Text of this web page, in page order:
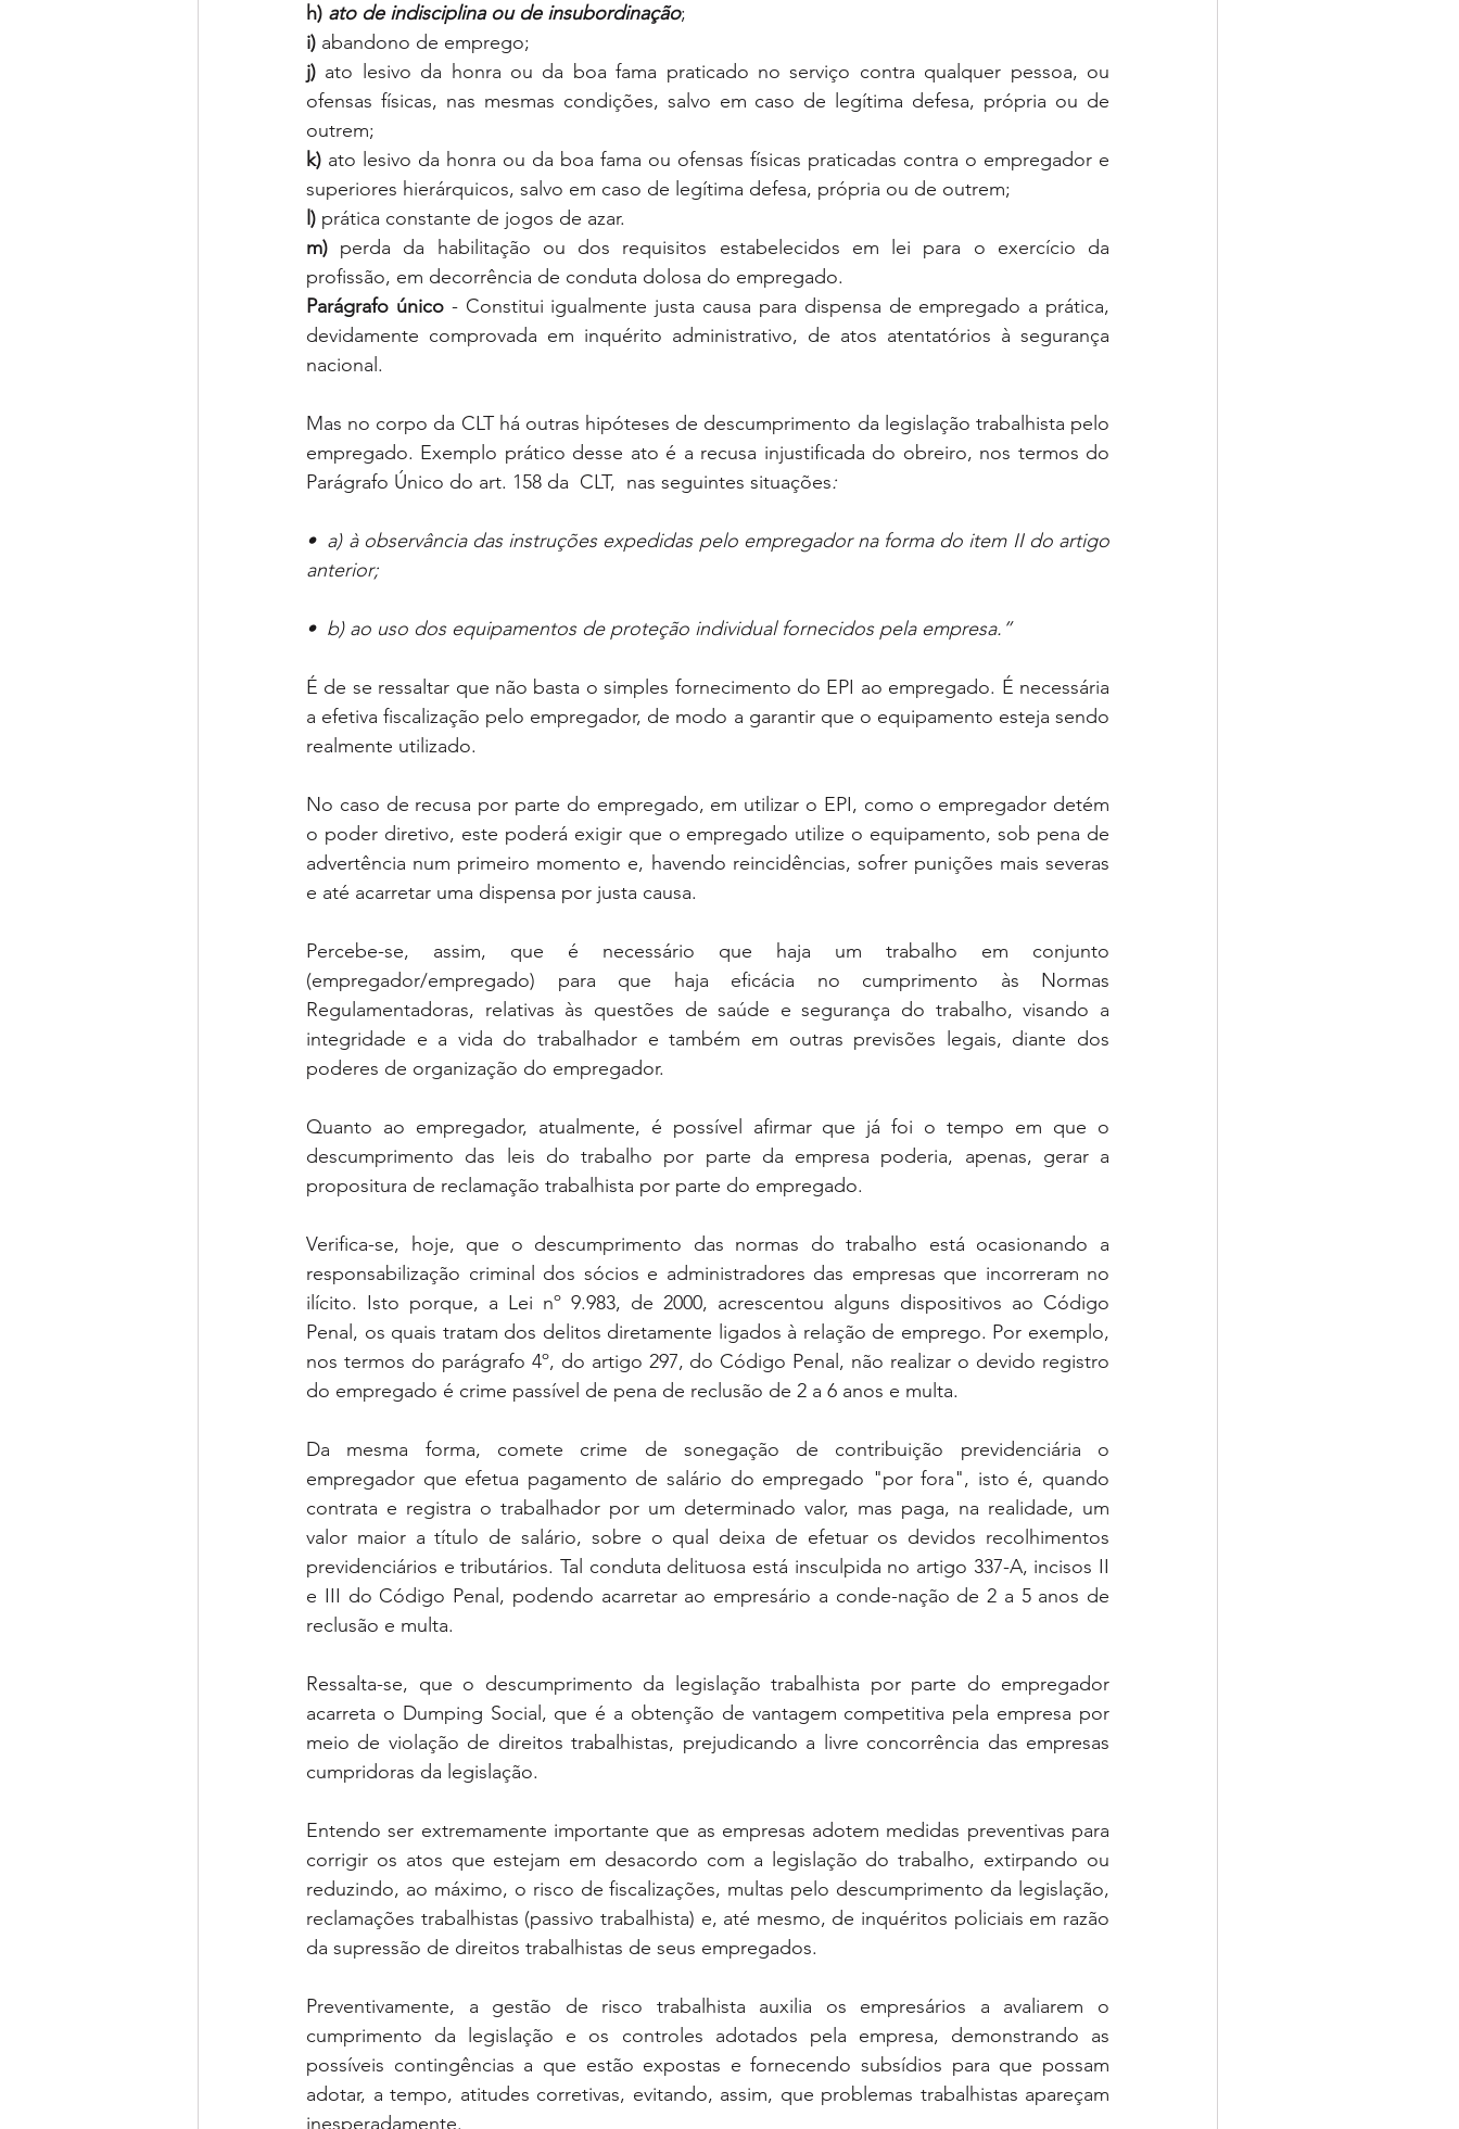
h) ato de indisciplina ou de insubordinação;
i) abandono de emprego;
j) ato lesivo da honra ou da boa fama praticado no serviço contra qualquer pessoa, ou
ofensas físicas, nas mesmas condições, salvo em caso de legítima defesa, própria ou de
outrem;
k) ato lesivo da honra ou da boa fama ou ofensas físicas praticadas contra o empregador e
superiores hierárquicos, salvo em caso de legítima defesa, própria ou de outrem;
l) prática constante de jogos de azar.
m) perda da habilitação ou dos requisitos estabelecidos em lei para o exercício da
profissão, em decorrência de conduta dolosa do empregado.
Parágrafo único - Constitui igualmente justa causa para dispensa de empregado a prática,
devidamente comprovada em inquérito administrativo, de atos atentatórios à segurança
nacional.
Mas no corpo da CLT há outras hipóteses de descumprimento da legislação trabalhista pelo
empregado. Exemplo prático desse ato é a recusa injustificada do obreiro, nos termos do
Parágrafo Único do art. 158 da  CLT,  nas seguintes situações:
•  a) à observância das instruções expedidas pelo empregador na forma do item II do artigo
anterior;
•  b) ao uso dos equipamentos de proteção individual fornecidos pela empresa.”
É de se ressaltar que não basta o simples fornecimento do EPI ao empregado. É necessária
a efetiva fiscalização pelo empregador, de modo a garantir que o equipamento esteja sendo
realmente utilizado.
No caso de recusa por parte do empregado, em utilizar o EPI, como o empregador detém
o poder diretivo, este poderá exigir que o empregado utilize o equipamento, sob pena de
advertência num primeiro momento e, havendo reincidências, sofrer punições mais severas
e até acarretar uma dispensa por justa causa.
Percebe-se, assim, que é necessário que haja um trabalho em conjunto
(empregador/empregado) para que haja eficácia no cumprimento às Normas
Regulamentadoras, relativas às questões de saúde e segurança do trabalho, visando a
integridade e a vida do trabalhador e também em outras previsões legais, diante dos
poderes de organização do empregador.
Quanto ao empregador, atualmente, é possível afirmar que já foi o tempo em que o
descumprimento das leis do trabalho por parte da empresa poderia, apenas, gerar a
propositura de reclamação trabalhista por parte do empregado.
Verifica-se, hoje, que o descumprimento das normas do trabalho está ocasionando a
responsabilização criminal dos sócios e administradores das empresas que incorreram no
ilícito. Isto porque, a Lei nº 9.983, de 2000, acrescentou alguns dispositivos ao Código
Penal, os quais tratam dos delitos diretamente ligados à relação de emprego. Por exemplo,
nos termos do parágrafo 4º, do artigo 297, do Código Penal, não realizar o devido registro
do empregado é crime passível de pena de reclusão de 2 a 6 anos e multa.
Da mesma forma, comete crime de sonegação de contribuição previdenciária o
empregador que efetua pagamento de salário do empregado "por fora", isto é, quando
contrata e registra o trabalhador por um determinado valor, mas paga, na realidade, um
valor maior a título de salário, sobre o qual deixa de efetuar os devidos recolhimentos
previdenciários e tributários. Tal conduta delituosa está insculpida no artigo 337-A, incisos II
e III do Código Penal, podendo acarretar ao empresário a conde-nação de 2 a 5 anos de
reclusão e multa.
Ressalta-se, que o descumprimento da legislação trabalhista por parte do empregador
acarreta o Dumping Social, que é a obtenção de vantagem competitiva pela empresa por
meio de violação de direitos trabalhistas, prejudicando a livre concorrência das empresas
cumpridoras da legislação.
Entendo ser extremamente importante que as empresas adotem medidas preventivas para
corrigir os atos que estejam em desacordo com a legislação do trabalho, extirpando ou
reduzindo, ao máximo, o risco de fiscalizações, multas pelo descumprimento da legislação,
reclamações trabalhistas (passivo trabalhista) e, até mesmo, de inquéritos policiais em razão
da supressão de direitos trabalhistas de seus empregados.
Preventivamente, a gestão de risco trabalhista auxilia os empresários a avaliarem o
cumprimento da legislação e os controles adotados pela empresa, demonstrando as
possíveis contingências a que estão expostas e fornecendo subsídios para que possam
adotar, a tempo, atitudes corretivas, evitando, assim, que problemas trabalhistas apareçam
inesperadamente.